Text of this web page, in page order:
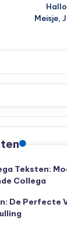
Meisje,
Teksten:
Collega
De Perfecte